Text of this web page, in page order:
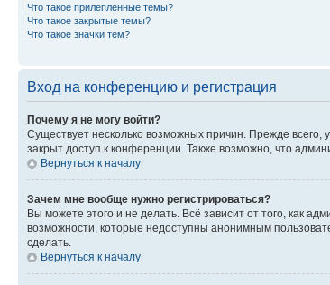
Что такое прилепленные темы?
Что такое закрытые темы?
Что такое значки тем?
Вход на конференцию и регистрация
Почему я не могу войти?
Существует несколько возможных причин. Прежде
закрыт доступ к конференции. Также возможно, что
Вернуться к началу
Зачем мне вообще нужно регистрироваться?
Вы можете этого и не делать. Всё зависит от того, как
возможности, которые недоступны анонимным
сделать.
Вернуться к началу